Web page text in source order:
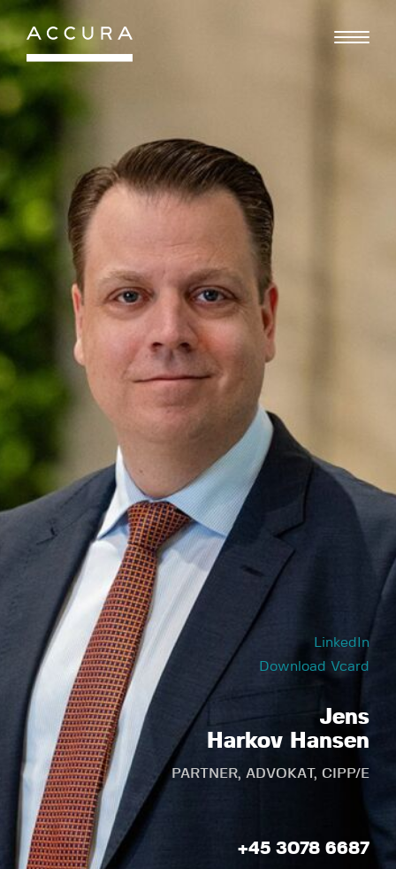
Gå
indhold
LinkedIn
Download Vcard
Jens
Harkov Hansen
PARTNER, ADVOKAT, CIPP/E
+45 3078 6687